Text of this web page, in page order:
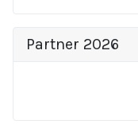
Partner 2026